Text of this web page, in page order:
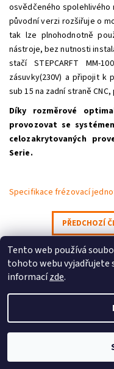
osvědčeného
původní verzi rozšiřuje o
tak lze plnohodnotně
nástroje, bez nutnosti
stačí STEPCARFT MM-
zásuvky(230V) a připojit k
sub 15 na zadní straně
Díky rozměrové
provozovat se
celozakrytovaných
Serie.
Specifikace frézovací
PŘEDCHOZÍ
2026 © Profitek,
Tento web používá
tohoto webu vyjadřujete
informacízde.